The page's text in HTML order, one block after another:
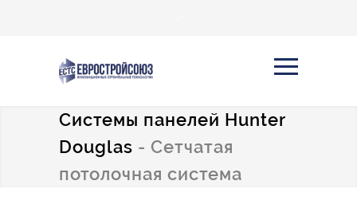
Системы панелей Hunter
Douglas - Сетчатая
потолочная система